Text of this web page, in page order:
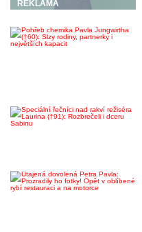
REKLAMA